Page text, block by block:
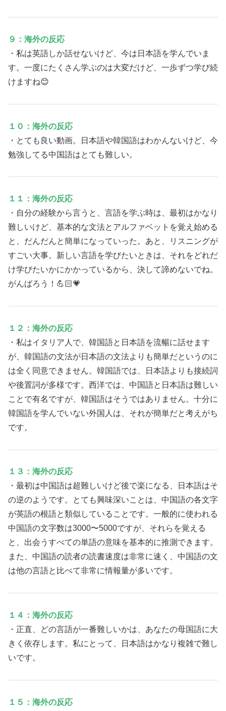
９：海外の反応
・私は英語しか話せないけど、今は日本語を学んでいま
す。一度にたくさん学ぶのは大変だけど、一歩ずつ学び続
けますね😊
１０：海外の反応
・とても良い動画。日本語や韓国語はわかんないけど、今
勉強してる中国語はとても難しい。
１１：海外の反応
・自分の経験から言うと、言語を学ぶ時は、最初はかなり
難しいけど、基本的な文法とアルファベットを覚え始める
と、だんだんと簡単になっていった。あと、リスニングが
すごい大事。新しい言語を学びたいときは、それをどれだ
け学びたいかにかかっているから、決して諦めないでね。
がんばろう！💪🏻💗
１２：海外の反応
・私はイタリア人で、韓国語と日本語を流暢に話せます
が、韓国語の文法が日本語の文法よりも簡単だというのに
は全く同意できません。韓国語では、日本語よりも接続詞
や後置詞が多様です。西洋では、中国語と日本語は難しい
ことで有名ですが、韓国語はそうではありません。十分に
韓国語を学んでいない外国人は、それが簡単だと考えがち
です。
１３：海外の反応
・最初は中国語は超難しいけど後で楽になる、日本語はそ
の逆のようです。とても興味深いことは、中国語の各文字
が英語の根語と類似していることです。一般的に使われる
中国語の文字数は3000〜5000ですが、それらを覚える
と、出会うすべての単語の意味を基本的に推測できます。
また、中国語の読者の読書速度は非常に速く、中国語の文
は他の言語と比べて非常に情報量が多いです。
１４：海外の反応
・正直、どの言語が一番難しいかは、あなたの母国語に大
きく依存します。私にとって、日本語はかなり複雑で難し
いです。
１５：海外の反応